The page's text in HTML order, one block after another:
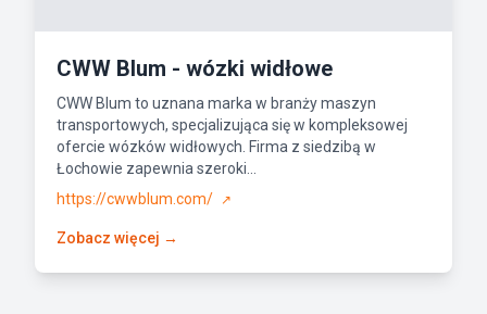
CWW Blum - wózki widłowe
CWW Blum to uznana marka w branży maszyn
transportowych, specjalizująca się w kompleksowej
ofercie wózków widłowych. Firma z siedzibą w
Łochowie zapewnia szeroki...
https://cwwblum.com/
↗
Zobacz więcej →